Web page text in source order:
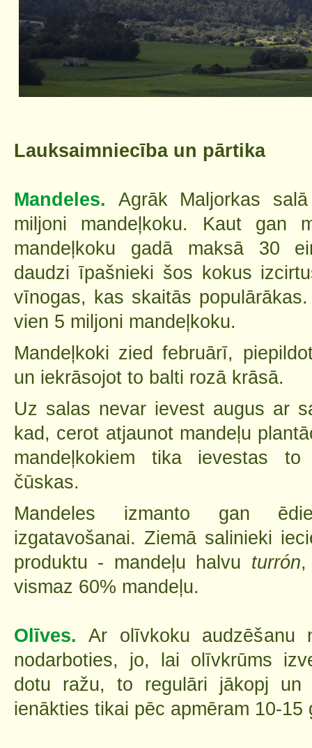
Lauksaimniecība un pārtika
Mandeles. Agrāk Maljorkas
miljoni mandeļkoku. Kaut gan
mandeļkoku gadā maksā 30
daudzi īpašnieki šos kokus
vīnogas, kas skaitās
vien 5 miljoni mandeļkoku.
Mandeļkoki zied februārī,
un iekrāsojot to balti rozā krāsā.
Uz salas nevar ievest augus ar
kad, cerot atjaunot mandeļu
mandeļkokiem tika ievestas to
čūskas.
Mandeles izmanto gan
izgatavošanai. Ziemā salinieki
produktu - mandeļu halvu turrón,
vismaz 60% mandeļu.
Olīves. Ar olīvkoku audzēšanu
nodarboties, jo, lai olīvkrūms
dotu ražu, to regulāri jākopj un
ienākties tikai pēc apmēram 10-